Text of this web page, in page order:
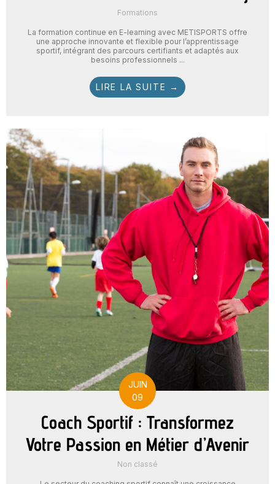
Formations
La formation continue en E-learning avec METISPORTS offre
une approche innovante et flexible pour l’apprentissage
sportif, intégrant des parcours certifiants et adaptés aux
besoins professionnels ...
LIRE LA SUITE →
JUIN
09
Coach Sportif : Transformez
Votre Passion en Métier d’Avenir
Non classé